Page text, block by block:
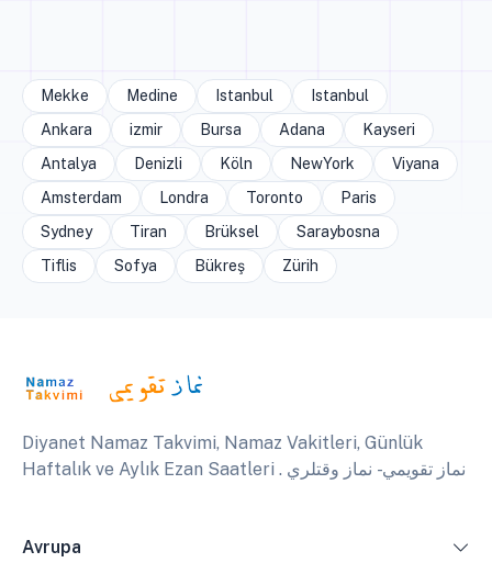
Mekke Medine Istanbul
Istanbul
Ankara
izmir Bursa Adana
Kayseri
Antalya
Denizli Köln NewYork
Viyana
Amsterdam
Londra Toronto
Paris
Sydney
Tiran Brüksel
Saraybosna
Tiflis
Sofya Bükreş Zürih
Diyanet Namaz Takvimi, Namaz Vakitleri, Günlük
Haftalık ve Aylık Ezan Saatleri . نماز تقويمي - نماز وقتلري
Avrupa